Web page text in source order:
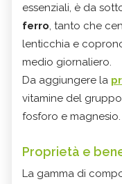
essenziali, è da
ferro, tanto che
lenticchia e
medio giornaliero.
Da aggiungere la
vitamine del
fosforo e magnesio.
Proprietà e
La gamma di